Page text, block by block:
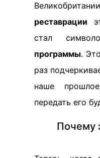
реставрации
стал
программы.
раз
наше
передать его
Почему